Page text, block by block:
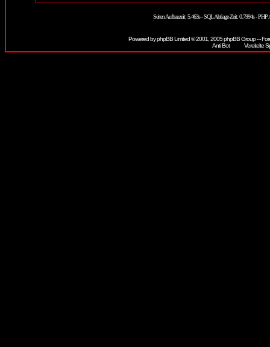
Seiten Aufbauzeit: 5.463s - SQL Abfrage-Zeit: 0.7994s -
Powered byphpBBLimited © 2001, 2005 phpBB Group - -
Vereitelte